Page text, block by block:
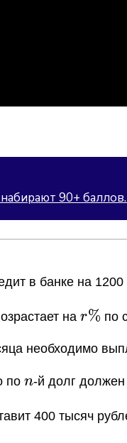
90+
в банке на
на r
r% по
необходимо
по n
n-й долг
400 тысяч